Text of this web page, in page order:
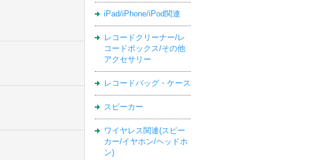
iPad/iPhone/iPod関連
レコードクリーナー/レ
コードボックス/その他
アクセサリー
レコードバッグ・ケース
スピーカー
ワイヤレス関連(スピー
カー/イヤホン/ヘッドホ
ン)